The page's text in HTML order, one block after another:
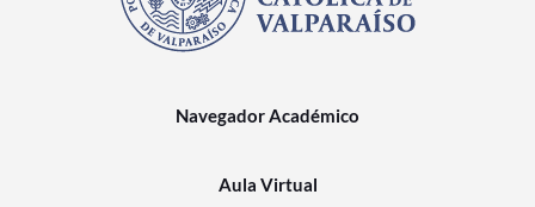
Navegador Académico
Aula Virtual